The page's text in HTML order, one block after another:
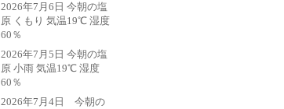
2026年7月6日 今朝の塩
原 くもり 気温19℃ 湿度
60％
2026年7月5日 今朝の塩
原 小雨 気温19℃ 湿度
60％
2026年7月4日 今朝の